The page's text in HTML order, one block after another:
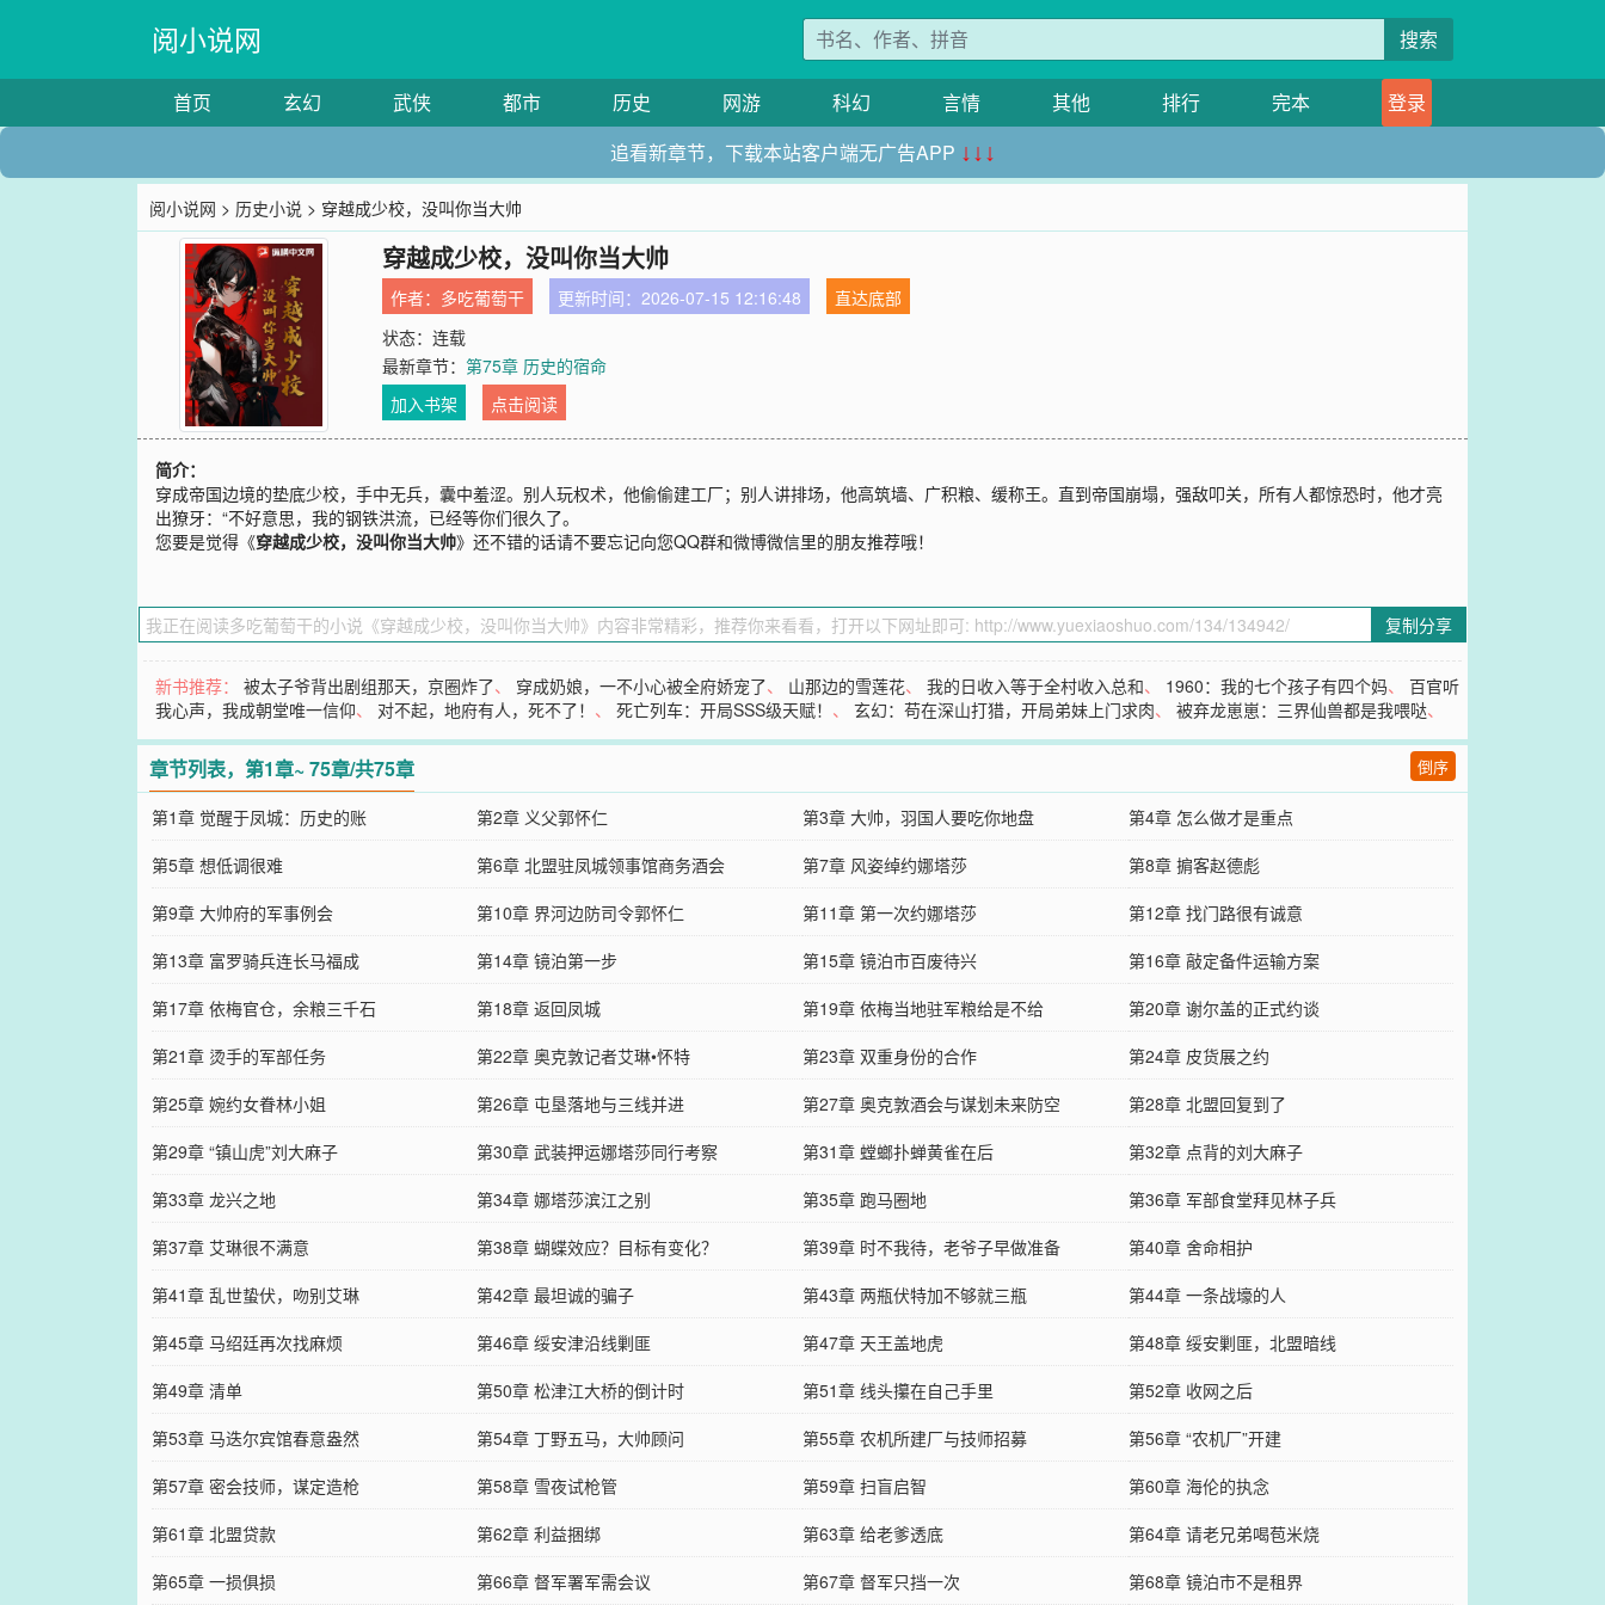
阅小说网 搜索
首页 玄幻 武侠 都市 历史 网游 科幻 言情 其他 排行 完本
登录
追看新章节，下载本站客户端无广告APP ↓↓↓
阅小说网 > 历史小说 > 穿越成少校，没叫你当大帅
穿越成少校，没叫你当大帅
作者： 多吃葡萄干 更新时间：2026-07-15 12:16:48
直达底部
状态：连载
最新章节：第75章 历史的宿命
加入书架
点击阅读
简介：
穿成帝国边境的垫底少校，手中无兵，囊中羞涩。别人玩权术，他偷偷建工厂；别人讲排场，他高筑墙、广积粮、缓称王。直到帝国崩塌，强敌叩关，所有人都惊恐时，他才亮
出獠牙：“不好意思，我的钢铁洪流，已经等你们很久了。
您要是觉得《穿越成少校，没叫你当大帅》还不错的话请不要忘记向您QQ群和微博微信里的朋友推荐哦！
复制分享
新书推荐：被太子爷背出剧组那天，京圈炸了、 穿成奶娘，一不小心被全府娇宠了、 山那边的雪莲花、我的日收入等于全村收入总和、 1960：我的七个孩子有四个妈、 百官听
我心声，我成朝堂唯一信仰、 对不起，地府有人，死不了！ 、死亡列车：开局SSS级天赋！ 、玄幻：苟在深山打猎，开局弟妹上门求肉、被弃龙崽崽：三界仙兽都是我喂哒、
章节列表，第1章~ 75章/共75章 倒序
第1章 觉醒于凤城：历史的账 第2章 义父郭怀仁 第3章 大帅，羽国人要吃你地盘
第4章 怎么做才是重点
第5章 想低调很难
第6章 北盟驻凤城领事馆商务酒会 第7章 风姿绰约娜塔莎
第8章 掮客赵德彪
第9章 大帅府的军事例会
第10章 界河边防司令郭怀仁 第11章 第一次约娜塔莎
第12章 找门路很有诚意
第13章 富罗骑兵连长马福成
第14章 镜泊第一步 第15章 镜泊市百废待兴
第16章 敲定备件运输方案
第17章 依梅官仓，余粮三千石
第18章 返回凤城 第19章 依梅当地驻军粮给是不给
第20章 谢尔盖的正式约谈
第21章 烫手的军部任务
第22章 奥克敦记者艾琳•怀特 第23章 双重身份的合作
第24章 皮货展之约
第25章 婉约女眷林小姐
第26章 屯垦落地与三线并进 第27章 奥克敦酒会与谋划未来防空
第28章 北盟回复到了
第29章 “镇山虎”刘大麻子
第30章 武装押运娜塔莎同行考察 第31章 螳螂扑蝉黄雀在后
第32章 点背的刘大麻子
第33章 龙兴之地
第34章 娜塔莎滨江之别 第35章 跑马圈地
第36章 军部食堂拜见林子兵
第37章 艾琳很不满意
第38章 蝴蝶效应？目标有变化？ 第39章 时不我待，老爷子早做准备
第40章 舍命相护
第41章 乱世蛰伏，吻别艾琳
第42章 最坦诚的骗子 第43章 两瓶伏特加不够就三瓶
第44章 一条战壕的人
第45章 马绍廷再次找麻烦
第46章 绥安津沿线剿匪 第47章 天王盖地虎
第48章 绥安剿匪，北盟暗线
第49章 清单
第50章 松津江大桥的倒计时 第51章 线头攥在自己手里
第52章 收网之后
第53章 马迭尔宾馆春意盎然
第54章 丁野五马，大帅顾问 第55章 农机所建厂与技师招募
第56章 “农机厂”开建
第57章 密会技师，谋定造枪
第58章 雪夜试枪管 第59章 扫盲启智
第60章 海伦的执念
第61章 北盟贷款
第62章 利益捆绑 第63章 给老爹透底
第64章 请老兄弟喝苞米烧
第65章 一损俱损
第66章 督军署军需会议 第67章 督军只挡一次 第68章 镜泊市不是租界